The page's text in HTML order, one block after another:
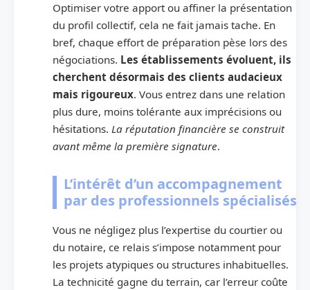
Optimiser votre apport ou affiner la présentation
du profil collectif, cela ne fait jamais tache. En
bref, chaque effort de préparation pèse lors des
négociations. Les établissements évoluent, ils
cherchent désormais des clients audacieux
mais rigoureux. Vous entrez dans une relation
plus dure, moins tolérante aux imprécisions ou
hésitations. La réputation financière se construit
avant même la première signature.
L’intérêt d’un accompagnement
par des professionnels spécialisés
Vous ne négligez plus l’expertise du courtier ou
du notaire, ce relais s’impose notamment pour
les projets atypiques ou structures inhabituelles.
La technicité gagne du terrain, car l’erreur coûte